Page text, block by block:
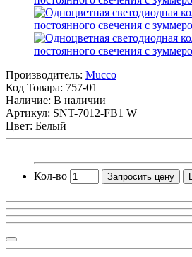
Производитель: Mucco
Код Товара: 757-01
Наличие: В наличии
Артикул: SNT-7012-FB1 W
Цвет: Белый
Кол-во Запросить цену